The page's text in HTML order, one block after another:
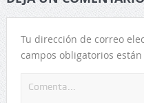
Tu dirección de correo
campos obligatorios